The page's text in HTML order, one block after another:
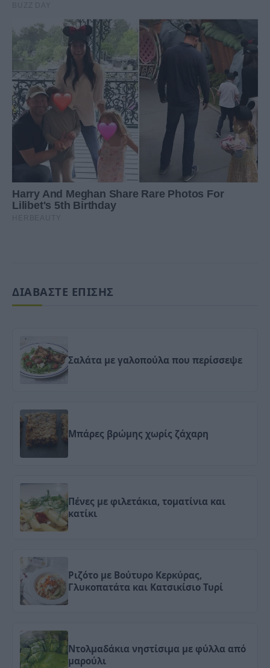
ΔΙΑΒΑΣΤΕ ΕΠΙΣΗΣ
Σαλάτα με γαλοπούλα που περίσσεψε
Μπάρες βρώμης χωρίς ζάχαρη
Πένες με φιλετάκια, τοματίνια και
κατίκι
Ριζότο με Βούτυρο Κερκύρας,
Γλυκοπατάτα και Κατσικίσιο Τυρί
Ντολμαδάκια νηστίσιμα με φύλλα από
μαρούλι